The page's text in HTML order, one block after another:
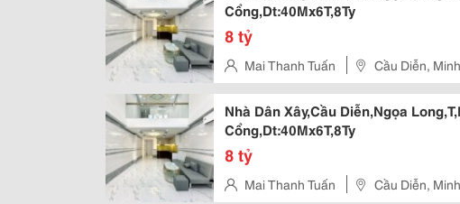
Cổng,Dt:40Mx6T,8Ty
8 tỷ
Mai Thanh Tuấn Cầu Diễn,
Nhà Dân Xây,Cầu Diễn,Ngọa
Cổng,Dt:40Mx6T,8Ty
8 tỷ
Mai Thanh Tuấn Cầu Diễn,